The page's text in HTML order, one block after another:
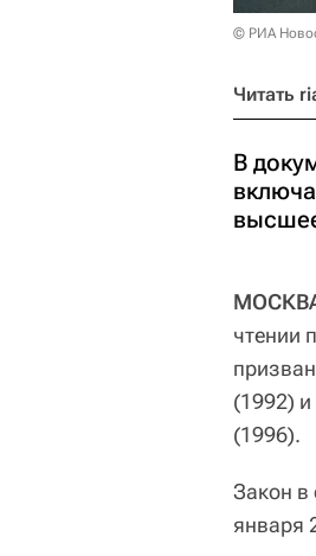
© РИА
Читать
В
чтении
(1992)
(1996).
Закон в
января